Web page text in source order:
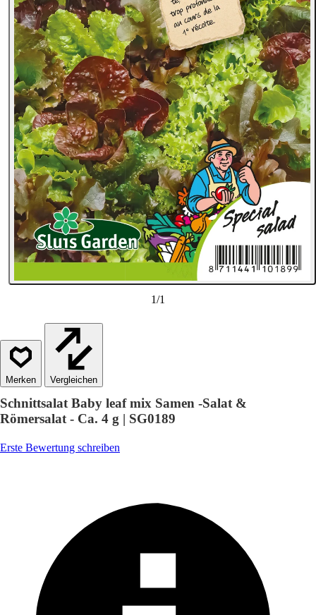
1/1
Vergleichen
Schnittsalat Baby leaf mix Samen -Salat &
Römersalat - Ca. 4 g | SG0189
Erste Bewertung schreiben